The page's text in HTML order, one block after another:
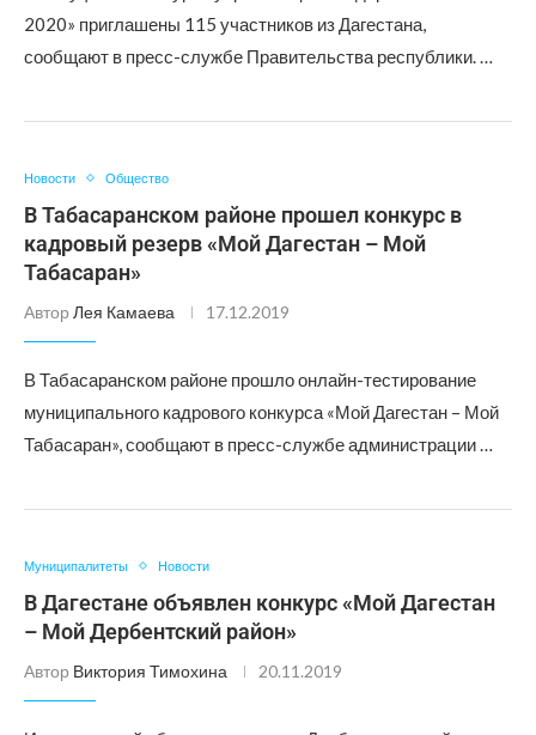
2020» приглашены 115 участников из Дагестана,
сообщают в пресс-службе Правительства республики. …
Новости Общество
В Табасаранском районе прошел конкурс в
кадровый резерв «Мой Дагестан – Мой
Табасаран»
Автор Лея Камаева 17.12.2019
В Табасаранском районе прошло онлайн-тестирование
муниципального кадрового конкурса «Мой Дагестан – Мой
Табасаран», сообщают в пресс-службе администрации …
Муниципалитеты Новости
В Дагестане объявлен конкурс «Мой Дагестан
– Мой Дербентский район»
Автор Виктория Тимохина 20.11.2019